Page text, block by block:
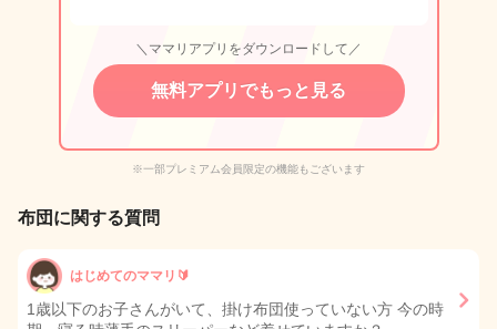
＼ママリアプリをダウンロードして／
無料アプリでもっと見る
※一部プレミアム会員限定の機能もございます
布団に関する質問
はじめてのママリ🔰
1歳以下のお子さんがいて、掛け布団使っていない方 今の時